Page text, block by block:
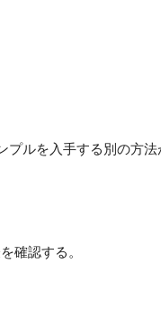
プルを入手する別の方
確認する。